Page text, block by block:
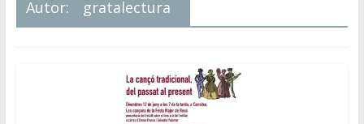
Autor: gratalectura